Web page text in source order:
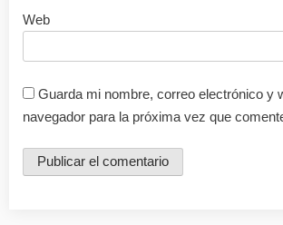
Web
Guarda mi nombre, correo electrónico y
navegador para la próxima vez que